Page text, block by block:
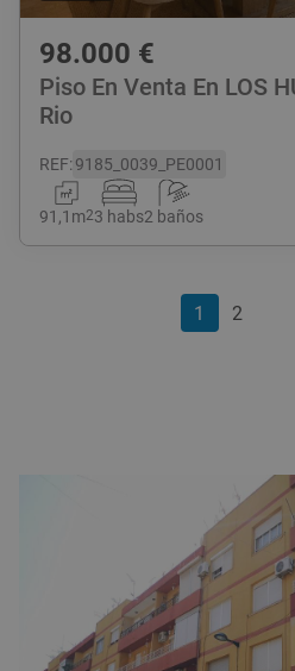
98.000 €
Piso En Venta En LOS
Rio
REF:9185_0039_PE0001
91,1 m23 habs2 baños
1 2